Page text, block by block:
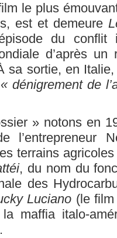
le plus
est et demeure
du conflit
d’après
sa sortie, en
« dénigrement de
» notons en
l’entrepreneur
terrains
, du nom du
des
Luciano (le
maffia italo-